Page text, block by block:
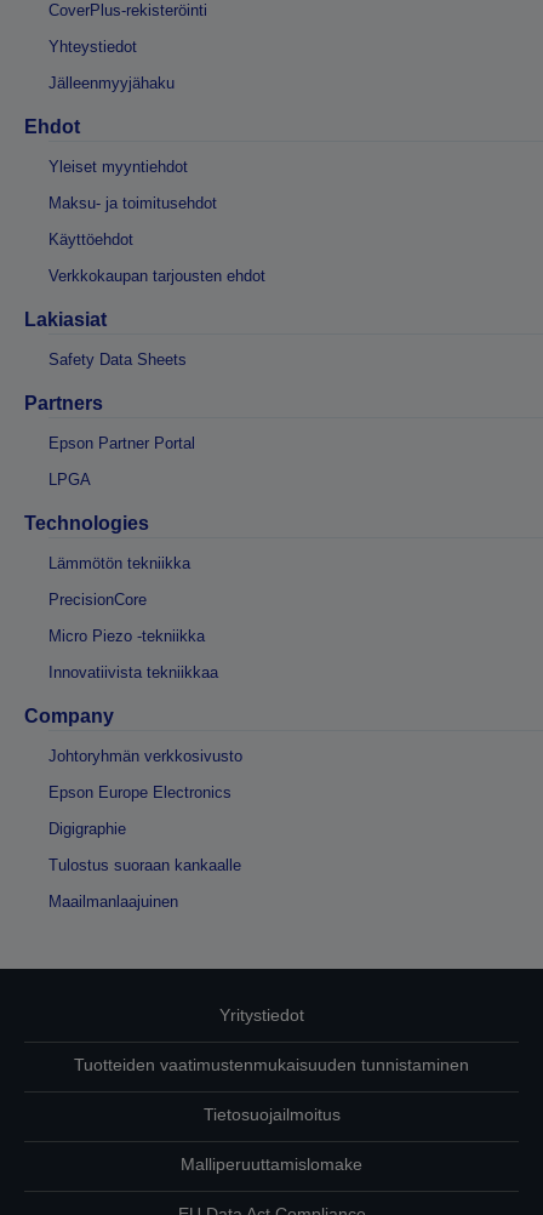
CoverPlus-rekisteröinti
Yhteystiedot
Jälleenmyyjähaku
Ehdot
Yleiset myyntiehdot
Maksu- ja toimitusehdot
Käyttöehdot
Verkkokaupan tarjousten ehdot
Lakiasiat
Safety Data Sheets
Partners
Epson Partner Portal
LPGA
Technologies
Lämmötön tekniikka
PrecisionCore
Micro Piezo -tekniikka
Innovatiivista tekniikkaa
Company
Johtoryhmän verkkosivusto
Epson Europe Electronics
Digigraphie
Tulostus suoraan kankaalle
Maailmanlaajuinen
Yritystiedot
Tuotteiden vaatimustenmukaisuuden tunnistaminen
Tietosuojailmoitus
Malliperuuttamislomake